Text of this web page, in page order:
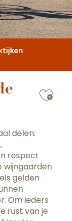
delen:
respect
wijngaarden
gelden
Om ieders
rust van je